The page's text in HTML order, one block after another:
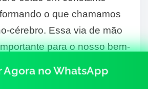
o que chamamos
cérebro. Essa via de mão
para o nosso bem-
saúde da nossa
chave aqui. Pense nas
Agora no WhatsApp